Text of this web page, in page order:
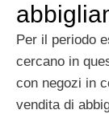
Per il periodo
cercano in
con negozi in
vendita di